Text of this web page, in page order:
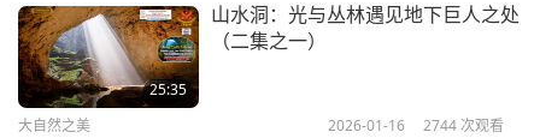
25:35
山水洞：光与丛林遇见地下巨人之处
（二集之一）
大自然之美 2026-01-16 2744 次观看